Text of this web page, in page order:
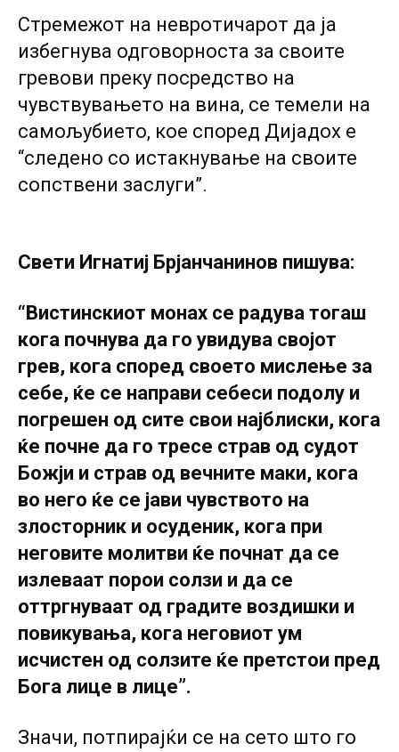
Стремежот на невротичарот да ја
избегнува одговорноста за своите
гревови преку посредство на
чувствувањето на вина, се темели на
самољубието, кое според Дијадох е
“следено co истакнување на своите
сопствени заслуги”.
Свети Игнатиј Брјанчанинов пишува:
“Вистинскиот монах се радува тогаш
кога почнува да го увидува својот
грев, кога според своето мислење за
себе, ќе се направи себеси подолу и
погрешен од сите свои најблиски, кога
ќе почне да го тресе страв од судот
Божји и страв од вечните маки, кога
во него ќе се јави чувството на
злосторник и осуденик, кога при
неговите молитви ќе почнат да се
излеваат порои солзи и да се
оттргнуваат од градите воздишки и
повикувања, кога неговиот ум
исчистен од солзите ќе претстои пред
Бога лице в лице”.
Значи, потпирајќи се на сето што го